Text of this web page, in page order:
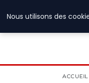
ACCUEIL
Nous utilisons des